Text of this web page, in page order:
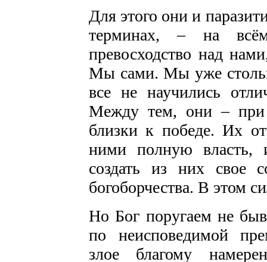
Для этого они и
терминах, – на
превосходство над
Мы сами. Мы уже
все не научились
Между тем, они – при
близки к победе. Их
ними полную власть,
создать из них свое
богоборчества. В этом
Но Бог поругаем не
по неисповедимой
злое благому